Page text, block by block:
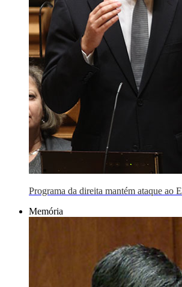
Programa da direita mantém ataque ao
Memória